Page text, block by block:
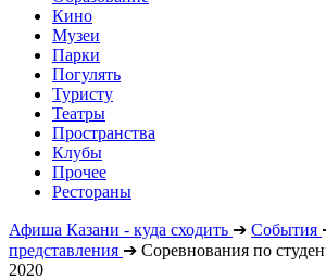
Кино
Музеи
Парки
Погулять
Туристу
Театры
Пространства
Клубы
Прочее
Рестораны
Афиша Казани - куда сходить ➔ События
представления ➔ Соревнования по
2020